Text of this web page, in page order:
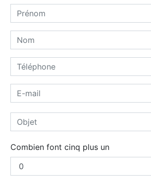
Combien font cinq plus un